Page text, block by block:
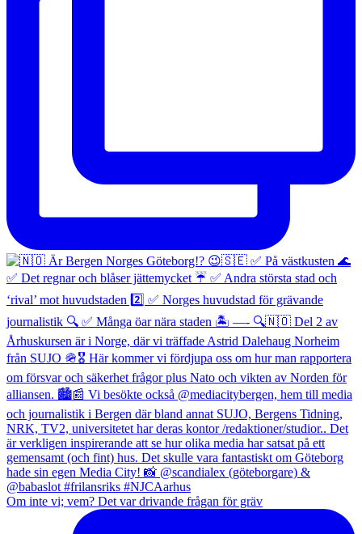
Om inte vi; vem? Det var drivande frågan för gräv